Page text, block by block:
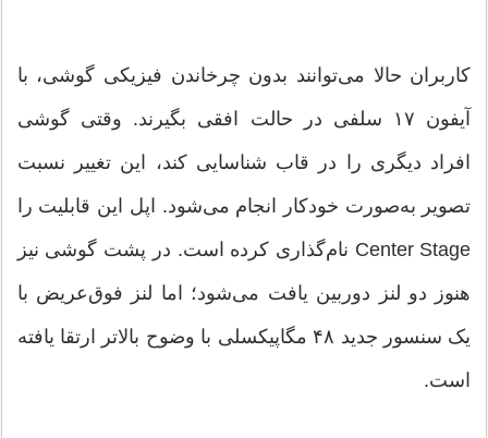
کاربران حالا می‌توانند بدون چرخاندن فیزیکی گوشی، با
آیفون ۱۷ سلفی در حالت افقی بگیرند. وقتی گوشی
افراد دیگری را در قاب شناسایی کند، این تغییر نسبت
تصویر به‌صورت خودکار انجام می‌شود. اپل این قابلیت را
Center Stage نام‌گذاری کرده است. در پشت گوشی نیز
هنوز دو لنز دوربین یافت می‌شود؛ اما لنز فوق‌عریض با
یک سنسور جدید ۴۸ مگاپیکسلی با وضوح بالاتر ارتقا یافته
است.